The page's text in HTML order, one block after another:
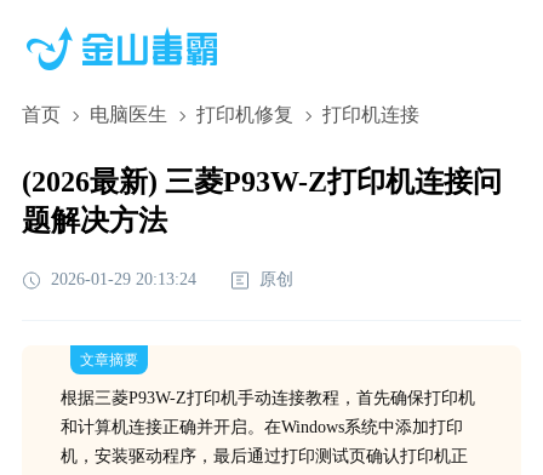
首页 电脑医生 打印机修复 打印机连接
(2026最新) 三菱P93W-Z打印机连接问
题解决方法
2026-01-29 20:13:24 原创
文章摘要
根据三菱P93W-Z打印机手动连接教程，首先确保打印机
和计算机连接正确并开启。在Windows系统中添加打印
机，安装驱动程序，最后通过打印测试页确认打印机正